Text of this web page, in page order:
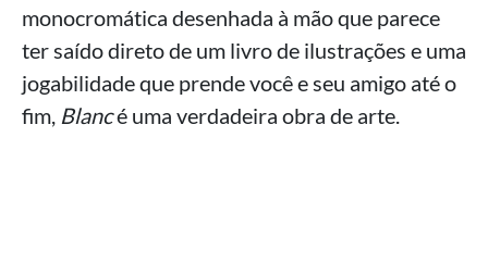
monocromática desenhada à mão que parece
ter saído direto de um livro de ilustrações e uma
jogabilidade que prende você e seu amigo até o
fim, Blancé uma verdadeira obra de arte.